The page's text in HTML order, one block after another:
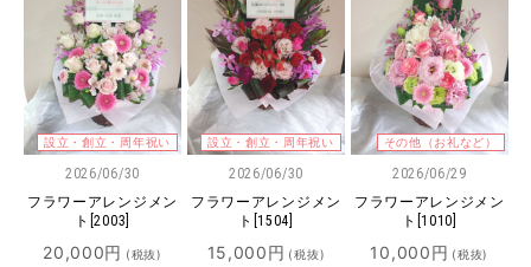
設立・創立・周年祝い
2026/06/30
フラワーアレンジメン
ト[2003]
20,000円 (税抜)
設立・創立・周年祝い
2026/06/30
フラワーアレンジメン
ト[1504]
15,000円 (税抜)
その他（お礼など）
2026/06/29
フラワーアレンジメン
ト[1010]
10,000円 (税抜)